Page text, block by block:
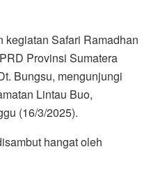
kegiatan Safari Ramadhan
Provinsi Sumatera
Bungsu, mengunjungi
Lintau Buo,
(16/3/2025).
hangat oleh